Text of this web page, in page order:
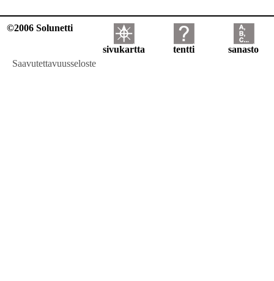
©2006 Solunetti
sivukartta tentti
sanasto
Saavutettavuusseloste